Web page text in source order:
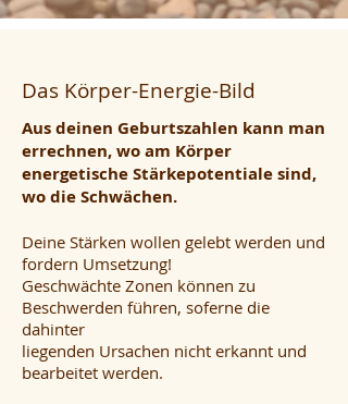
Das Körper-Energie-Bild
Aus deinen Geburtszahlen kann man
errechnen, wo am Körper
energetische Stärkepotentiale sind,
wo die Schwächen.
Deine Stärken wollen gelebt werden und
fordern Umsetzung!
Geschwächte Zonen können zu
Beschwerden führen, soferne die
dahinter
liegenden Ursachen nicht erkannt und
bearbeitet werden.